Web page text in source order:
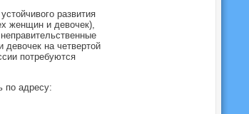
развития
женщин и девочек),
девочек на четвертой
потребуются
по адресу: